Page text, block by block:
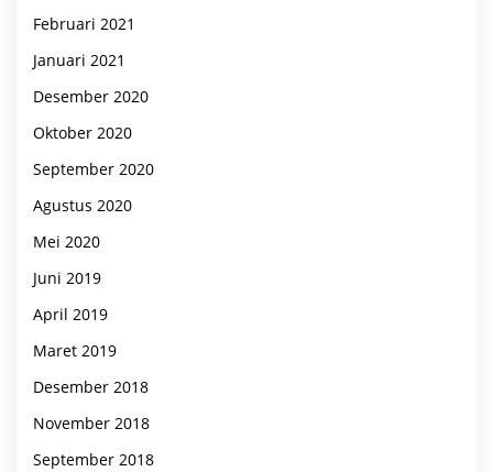
Februari 2021
Januari 2021
Desember 2020
Oktober 2020
September 2020
Agustus 2020
Mei 2020
Juni 2019
April 2019
Maret 2019
Desember 2018
November 2018
September 2018